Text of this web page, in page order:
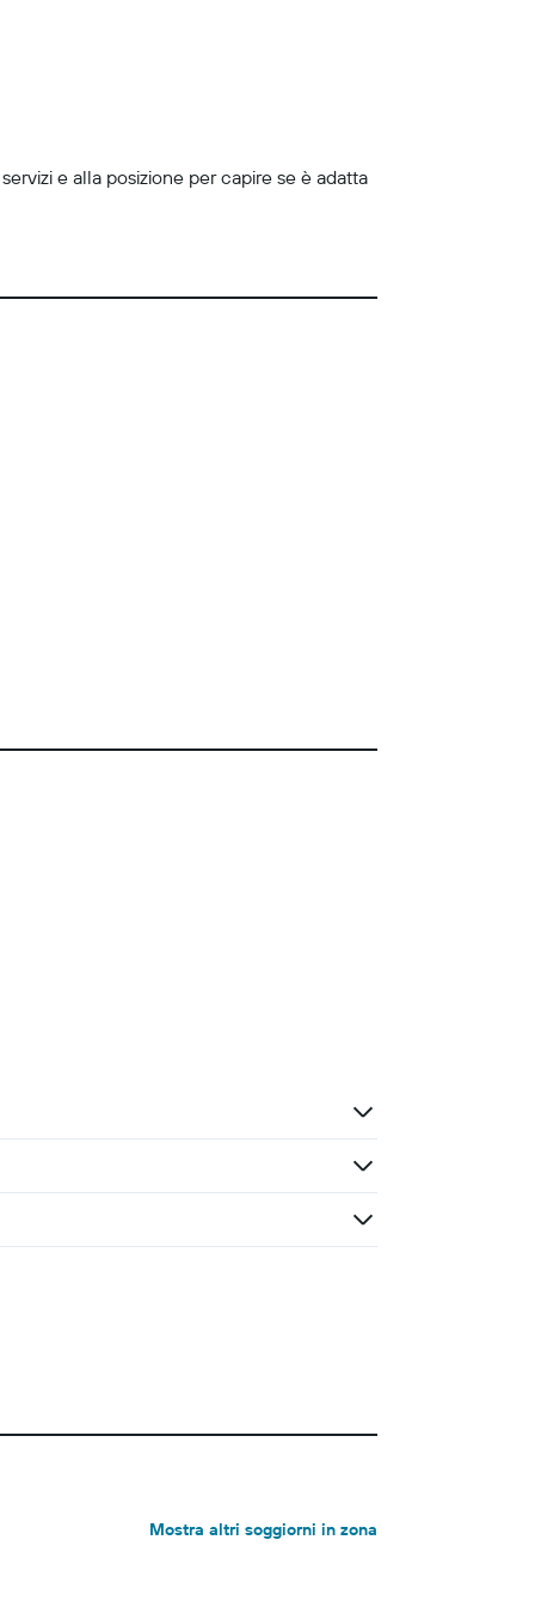
e alla posizione per capire se è adatta
Mostra altri soggiorni in zona